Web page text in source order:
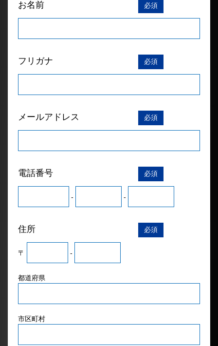
お名前 必須
フリガナ 必須
メールアドレス 必須
電話番号 必須
- -
住所 必須
〒 -
都道府県
市区町村